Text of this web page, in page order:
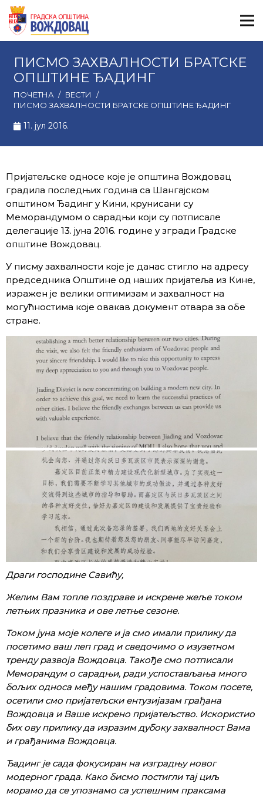
ПИСМО ЗАХВАЛНОСТИ БРАТСКЕ
ОПШТИНЕ ЂАДИНГ
ПОЧЕТНА / ВЕСТИ
/
ПИСМО ЗАХВАЛНОСТИ БРАТСКЕ ОПШТИНЕ ЂАДИНГ
11. јул 2016.
Пријатељске односе које је општина Вождовац
градила последњих година са Шангајском
општином Ђадинг у Кини, крунисани су
Меморандумом о сарадњи који су потписале
делегације 13. јуна 2016. године у згради Градске
општине Вождовац.
У писму захвалности којe je данас стигло на адресу
председника Општине од наших пријатеља из Кине,
изражен је велики оптимизам и захвалност на
могућностима које овакав документ отвара за обе
стране.
Драги господине Савићу,
Желим Вам топле поздраве и искрене жеље током
летњих празника и ове летње сезоне.
Током јуна моје колеге и ја смо имали прилику да
посетимо ваш леп град и сведочимо о изузетном
тренду развоја Вождовца. Такође смо потписали
Меморандум о сарадњи, ради успостављања много
бољих односа међу нашим градовима. Током посете,
осетили смо пријатељски ентузијазам грађана
Вождовца и Ваше искрено пријатељство. Искористио
бих ову прилику да изразим дубоку захвалност Вама
и грађанима Вождовца.
Ђадинг је сада фокусиран на изградњу новог
модерног града. Како бисмо постигли тај циљ
морамо да се упознамо са успешним праксама